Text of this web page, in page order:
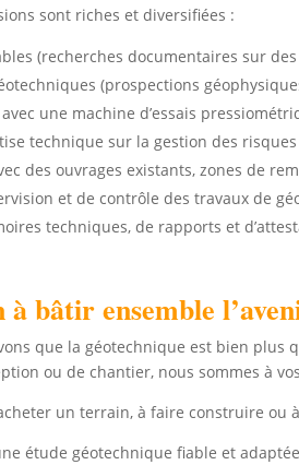
sont riches et diversifiées :
(recherches documentaires sur
(prospections
une machine d’essais
technique sur la gestion des
des ouvrages existants, zones de
et de contrôle des travaux de
techniques, de rapports et
bâtir ensemble
que la géotechnique est bien
ou de chantier, nous sommes à
un terrain, à faire construire
étude géotechnique fiable et